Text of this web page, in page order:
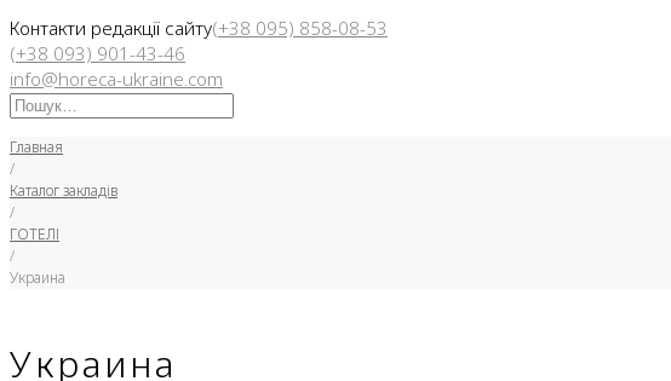
Контакти редакції сайту(+38 095) 858-08-53
(+38 093) 901-43-46
info@horeca-ukraine.com
Искать:
Главная
/
Каталог закладів
/
ГОТЕЛІ
/
Украина
Украина